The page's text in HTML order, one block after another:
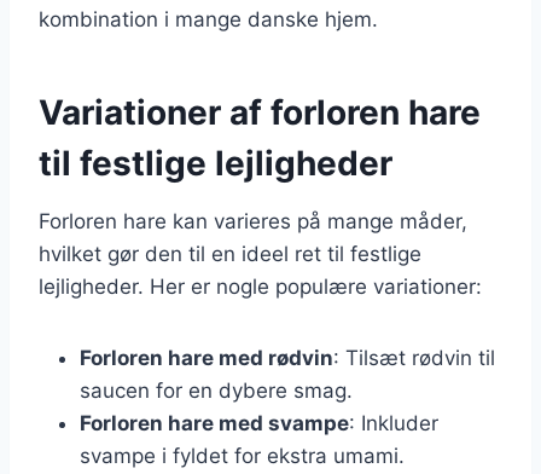
kombination i mange danske hjem.
Variationer af forloren hare
til festlige lejligheder
Forloren hare kan varieres på mange måder,
hvilket gør den til en ideel ret til festlige
lejligheder. Her er nogle populære variationer:
Forloren hare med rødvin: Tilsæt rødvin til
saucen for en dybere smag.
Forloren hare med svampe: Inkluder
svampe i fyldet for ekstra umami.